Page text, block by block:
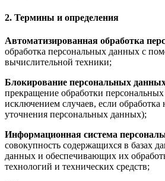
2. Термины и определения
Автоматизированная обработка
обработка персональных данных с
вычислительной техники;
Блокирование персональных
прекращение обработки
исключением случаев, если обработка
уточнения персональных данных);
Информационная система
совокупность содержащихся в базах
данных и обеспечивающих их
технологий и технических средств;